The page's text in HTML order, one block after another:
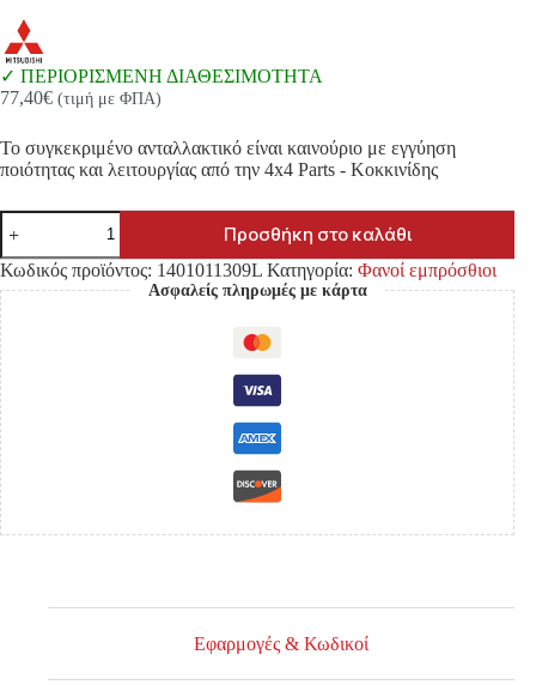
ΠΕΡΙΟΡΙΣΜΕΝΗ ΔΙΑΘΕΣΙΜΟΤΗΤΑ
77,40€ (τιμή με ΦΠΑ)
Το συγκεκριμένο ανταλλακτικό είναι καινούριο με εγγύηση
ποιότητας και λειτουργίας από την 4x4 Parts - Κοκκινίδης
ΦΑΝΟΣ
ΕΜΠΡΟΣΘΙΟΣ
MITSUBISHI
L200
'09-
'14
ΛΕΥΚΟ
ΦΛΑΣ
(ΜΟΝΟΚΑΜΠΙΝΟ)
ΑΡΙΣΤΕΡΑ
ποσότητα
Προσθήκη στο καλάθι
Κωδικός προϊόντος: 1401011309L Κατηγορία: Φανοί εμπρόσθιοι
Ασφαλείς πληρωμές με κάρτα
Εφαρμογές & Κωδικοί